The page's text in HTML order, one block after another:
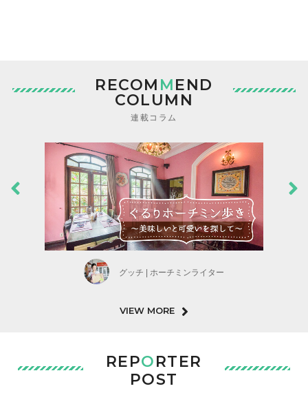
RECOM MEND
COLUMN
連載コラム
グッチ | ホーチミンライター
VIEW MORE
REPORTER
POST